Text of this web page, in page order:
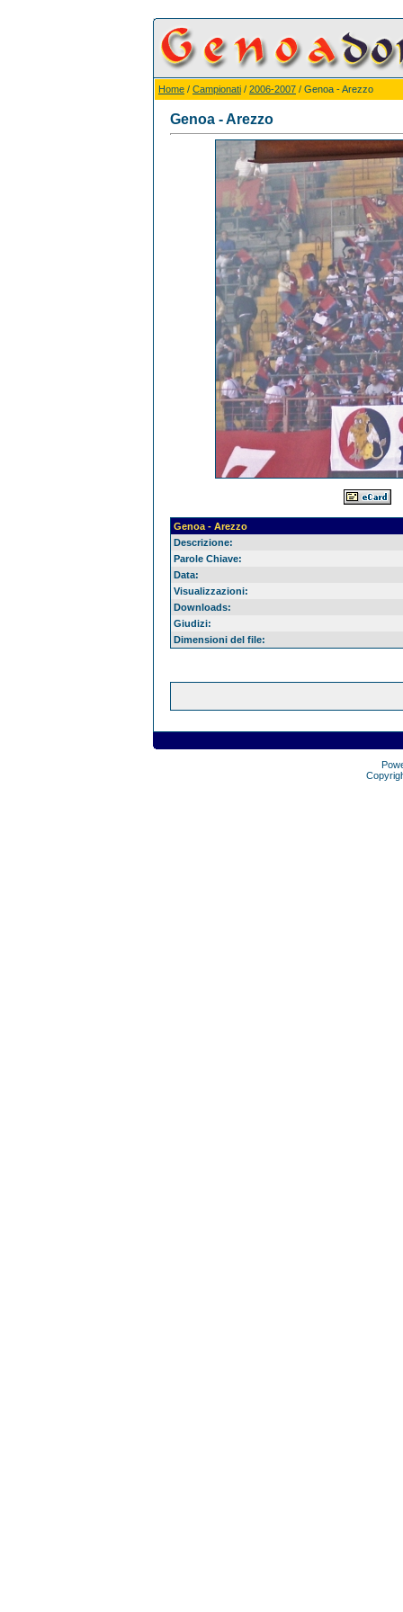
Home / Campionati / 2006-2007 / Genoa - Arezzo
Genoa - Arezzo
Genoa - Arezzo
Descrizione:
Parole Chiave:
Data:
Visualizzazioni:
Downloads:
Giudizi:
Dimensioni del file: